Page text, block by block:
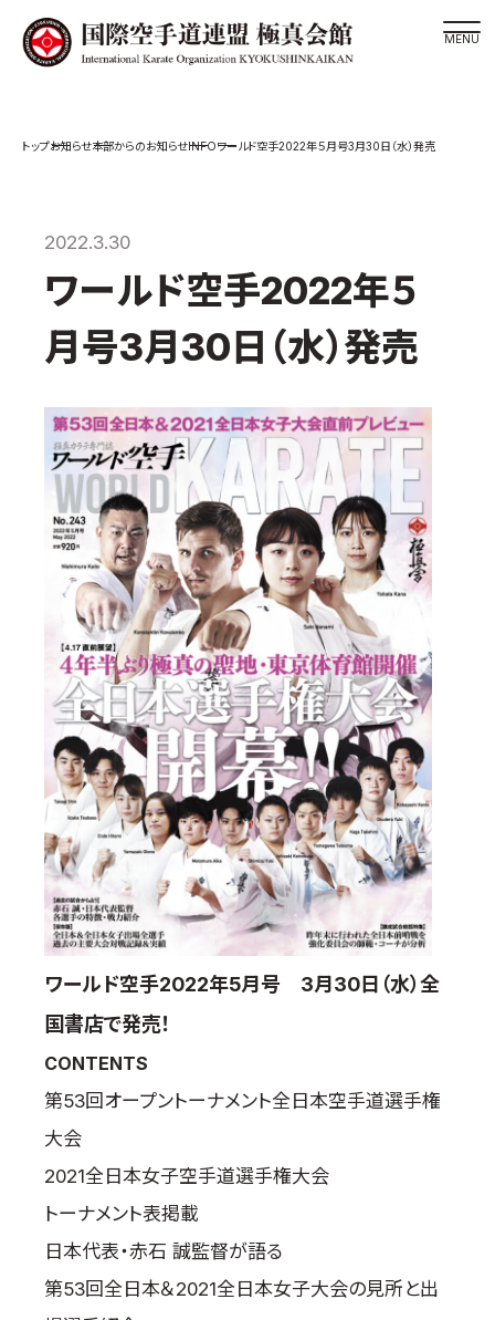
大山倍達総裁 紹介
松井章奎館長 紹介
極真の歴史
極真会館の概要
役員紹介
各委員会紹介
国際空手道連盟について
お知らせ
本部からのお知らせ
支部からのお知らせ
公式大会
公式記録
試合規則
入門のご案内
青少年部・保護者の方へ
一般の部・壮年部の方
会員制度
本サイトについて
Language
English
お知らせ本部からのお知らせINFOワールド空手2022年５月号3月30日（水）発売
2022.3.30
ワールド空手2022年５
月号3月30日（水）発売
ワールド空手2022年5月号 3月30日（水）全
国書店で発売！
CONTENTS
第53回オープントーナメント全日本空手道選手権
大会
2021全日本女子空手道選手権大会
トーナメント表掲載
日本代表・赤石 誠監督が語る
第53回全日本＆2021全日本女子大会の見所と出